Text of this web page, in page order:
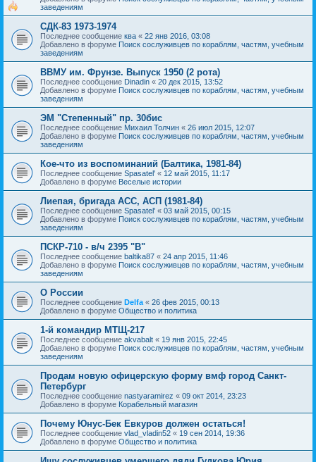
заведениям
СДК-83 1973-1974
Последнее сообщение ква « 22 янв 2016, 03:08
Добавлено в форуме Поиск сослуживцев по кораблям, частям, учебным
заведениям
ВВМУ им. Фрунзе. Выпуск 1950 (2 рота)
Последнее сообщение Dinadin « 20 дек 2015, 13:52
Добавлено в форуме Поиск сослуживцев по кораблям, частям, учебным
заведениям
ЭМ "Степенный" пр. 30бис
Последнее сообщение Михаил Толчин « 26 июл 2015, 12:07
Добавлено в форуме Поиск сослуживцев по кораблям, частям, учебным
заведениям
Кое-что из воспоминаний (Балтика, 1981-84)
Последнее сообщение Spasatel' « 12 май 2015, 11:17
Добавлено в форуме Веселые истории
Лиепая, бригада АСС, АСП (1981-84)
Последнее сообщение Spasatel' « 03 май 2015, 00:15
Добавлено в форуме Поиск сослуживцев по кораблям, частям, учебным
заведениям
ПСКР-710 - в/ч 2395 "В"
Последнее сообщение baltika87 « 24 апр 2015, 11:46
Добавлено в форуме Поиск сослуживцев по кораблям, частям, учебным
заведениям
О России
Последнее сообщение Delfa « 26 фев 2015, 00:13
Добавлено в форуме Общество и политика
1-й командир МТЩ-217
Последнее сообщение akvabalt « 19 янв 2015, 22:45
Добавлено в форуме Поиск сослуживцев по кораблям, частям, учебным
заведениям
Продам новую офицерскую форму вмф город Санкт-
Петербург
Последнее сообщение nastyaramirez « 09 окт 2014, 23:23
Добавлено в форуме Корабельный магазин
Почему Юнус-Бек Евкуров должен остаться!
Последнее сообщение vlad_vladin52 « 19 сен 2014, 19:36
Добавлено в форуме Общество и политика